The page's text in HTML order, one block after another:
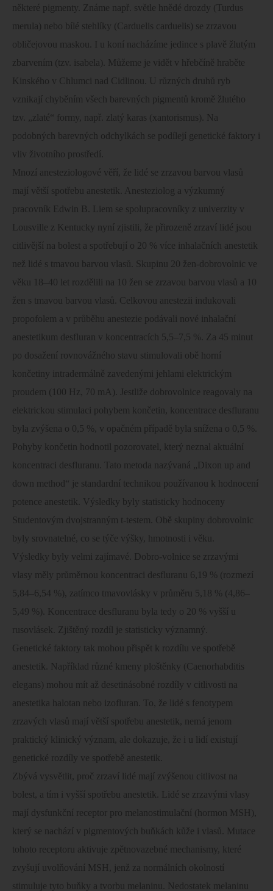
některé pigmenty. Známe např. světle hnědé drozdy (Turdus
merula) nebo bílé stehlíky (Carduelis carduelis) se zrzavou
obličejovou maskou. I u koní nacházíme jedince s plavě žlutým
zbarvením (tzv. isabela). Můžeme je vidět v hřebčíně hraběte
Kinského v Chlumci nad Cidlinou. U různých druhů ryb
vznikají chyběním všech barevných pigmentů kromě žlutého
tzv. „zlaté“ formy, např. zlatý karas (xantorismus). Na
podobných barevných odchylkách se podílejí genetické faktory i
vliv životního prostředí.
Mnozí anesteziologové věří, že lidé se zrzavou barvou vlasů
mají větší spotřebu anestetik. Anesteziolog a výzkumný
pracovník Edwin B. Liem se spolupracovníky z univerzity v
Lousville z Kentucky nyní zjistili, že přirozeně zrzaví lidé jsou
citlivější na bolest a spotřebují o 20 % více inhalačních anestetik
než lidé s tmavou barvou vlasů. Skupinu 20 žen-dobrovolnic ve
věku 18–40 let rozdělili na 10 žen se zrzavou barvou vlasů a 10
žen s tmavou barvou vlasů. Celkovou anestezii indukovali
propofolem a v průběhu anestezie podávali nové inhalační
anestetikum desfluran v koncentracích 5,5–7,5 %. Za 45 minut
po dosažení rovnovážného stavu stimulovali obě horní
končetiny intradermálně zavedenými jehlami elektrickým
proudem (100 Hz, 70 mA). Jestliže dobrovolnice reagovaly na
elektrickou stimulaci pohybem končetin, koncentrace desfluranu
byla zvýšena o 0,5 %, v opačném případě byla snížena o 0,5 %.
Pohyby končetin hodnotil pozorovatel, který neznal aktuální
koncentraci desfluranu. Tato metoda nazývaná „Dixon up and
down method“ je standardní technikou používanou k hodnocení
potence anestetik. Výsledky byly statisticky hodnoceny
Studentovým dvojstranným t-testem. Obě skupiny dobrovolnic
byly srovnatelné, co se týče výšky, hmotnosti i věku.
Výsledky byly velmi zajímavé. Dobro-volnice se zrzavými
vlasy měly průměrnou koncentraci desfluranu 6,19 % (rozmezí
5,84–6,54 %), zatímco tmavovlásky v průměru 5,18 % (4,86–
5,49 %). Koncentrace desfluranu byla tedy o 20 % vyšší u
rusovlásek. Zjištěný rozdíl je statisticky významný.
Genetické faktory tak mohou přispět k rozdílu ve spotřebě
anestetik. Například různé kmeny ploštěnky (Caenorhabditis
elegans) mohou mít až desetinásobné rozdíly v citlivosti na
anestetika halotan nebo izofluran. To, že lidé s fenotypem
zrzavých vlasů mají větší spotřebu anestetik, nemá jenom
praktický klinický význam, ale dokazuje, že i u lidí existují
genetické rozdíly ve spotřebě anestetik.
Zbývá vysvětlit, proč zrzaví lidé mají zvýšenou citlivost na
bolest, a tím i vyšší spotřebu anestetik. Lidé se zrzavými vlasy
mají dysfunkční receptor pro melanostimulační (hormon MSH),
který se nachází v pigmentových buňkách kůže i vlasů. Mutace
tohoto receptoru aktivuje zpětnovazebné mechanismy, které
zvyšují uvolňování MSH, jenž za normálních okolností
stimuluje tyto buňky a tvorbu melaninu. Nedostatek melaninu